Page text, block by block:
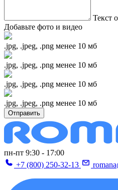
Текст
Добавьте фото и видео
.jpg, .jpeg, .png менее 10 мб
.jpg, .jpeg, .png менее 10 мб
.jpg, .jpeg, .png менее 10 мб
.jpg, .jpeg, .png менее 10 мб
Отправить
пн-пт 9:30 - 17:00
+7 (800) 250-32-13